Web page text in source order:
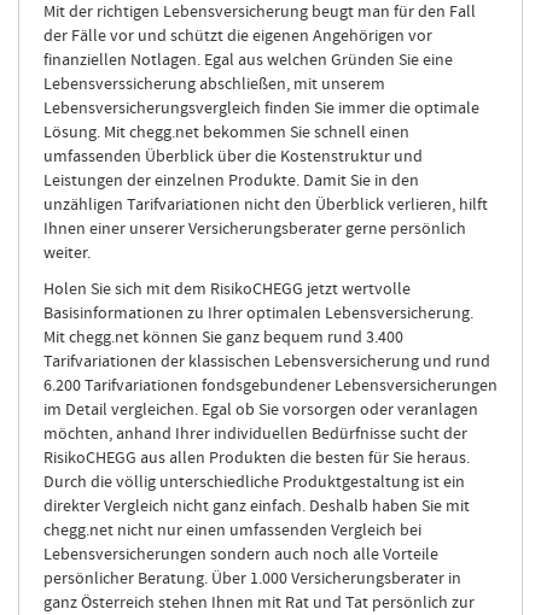
Mit der richtigen Lebensversicherung beugt man für den Fall
der Fälle vor und schützt die eigenen Angehörigen vor
finanziellen Notlagen. Egal aus welchen Gründen Sie eine
Lebensverssicherung abschließen, mit unserem
Lebensversicherungsvergleich finden Sie immer die optimale
Lösung. Mit chegg.net bekommen Sie schnell einen
umfassenden Überblick über die Kostenstruktur und
Leistungen der einzelnen Produkte. Damit Sie in den
unzähligen Tarifvariationen nicht den Überblick verlieren, hilft
Ihnen einer unserer Versicherungsberater gerne persönlich
weiter.
Holen Sie sich mit dem RisikoCHEGG jetzt wertvolle
Basisinformationen zu Ihrer optimalen Lebensversicherung.
Mit chegg.net können Sie ganz bequem rund 3.400
Tarifvariationen der klassischen Lebensversicherung und rund
6.200 Tarifvariationen fondsgebundener Lebensversicherungen
im Detail vergleichen. Egal ob Sie vorsorgen oder veranlagen
möchten, anhand Ihrer individuellen Bedürfnisse sucht der
RisikoCHEGG aus allen Produkten die besten für Sie heraus.
Durch die völlig unterschiedliche Produktgestaltung ist ein
direkter Vergleich nicht ganz einfach. Deshalb haben Sie mit
chegg.net nicht nur einen umfassenden Vergleich bei
Lebensversicherungen sondern auch noch alle Vorteile
persönlicher Beratung. Über 1.000 Versicherungsberater in
ganz Österreich stehen Ihnen mit Rat und Tat persönlich zur